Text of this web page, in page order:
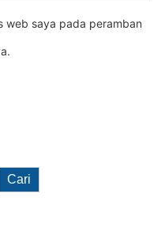
Cari
web saya pada peramban